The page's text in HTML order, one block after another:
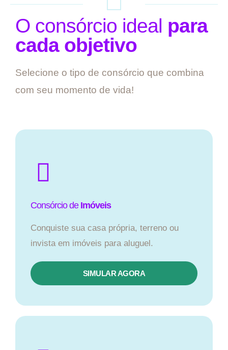
O consórcio ideal para
cada objetivo
Selecione o tipo de consórcio que combina
com seu momento de vida!
Consórcio de Imóveis
Conquiste sua casa própria, terreno ou
invista em imóveis para aluguel.
SIMULAR AGORA​